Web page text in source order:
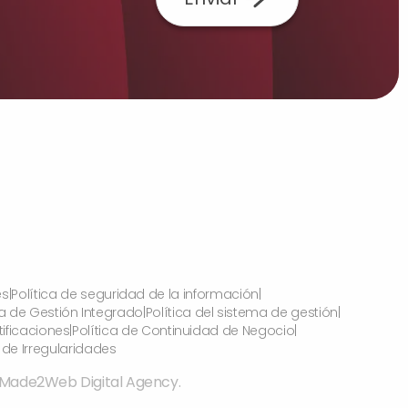
Política de seguridad de la información
de Gestión Integrado Política del sistema de gestión
Política de Continuidad de Negocio
Irregularidades
Made2Web Digital Agency.